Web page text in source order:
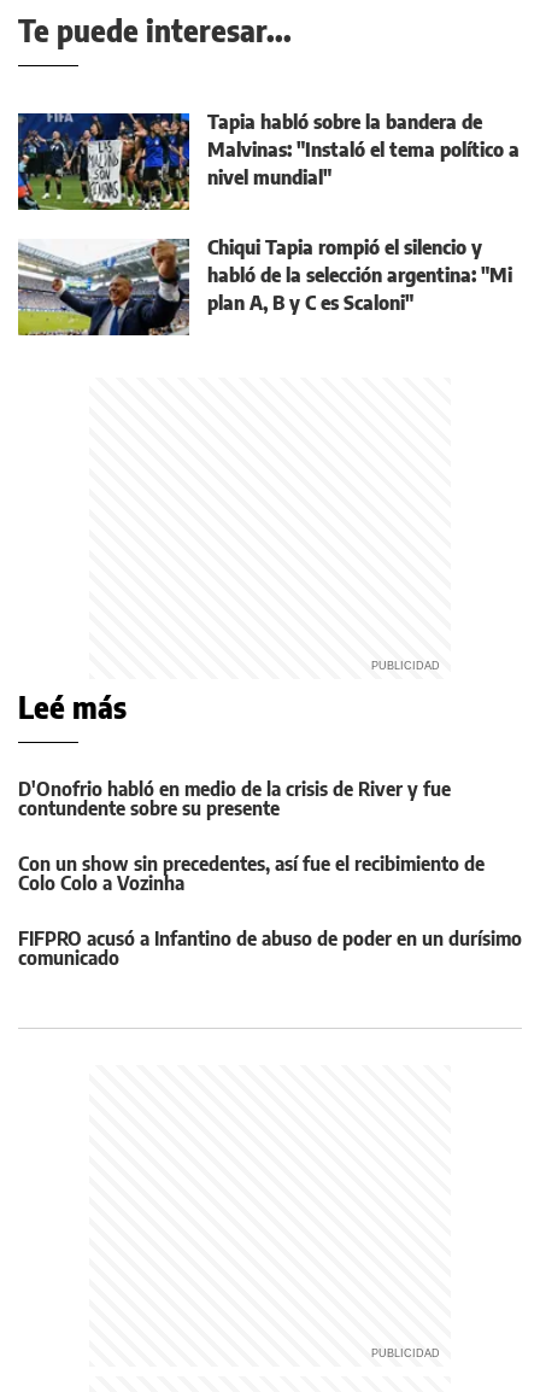
Te puede interesar...
Tapia habló sobre la bandera de
Malvinas: "Instaló el tema político a
nivel mundial"
Chiqui Tapia rompió el silencio y
habló de la selección argentina: "Mi
plan A, B y C es Scaloni"
Leé más
D'Onofrio habló en medio de la crisis de River y fue
contundente sobre su presente
Con un show sin precedentes, así fue el recibimiento de
Colo Colo a Vozinha
FIFPRO acusó a Infantino de abuso de poder en un durísimo
comunicado